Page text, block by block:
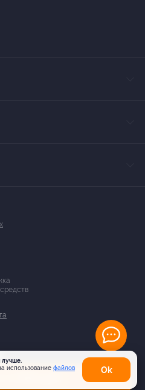
лучше.
использование файлов
Оk